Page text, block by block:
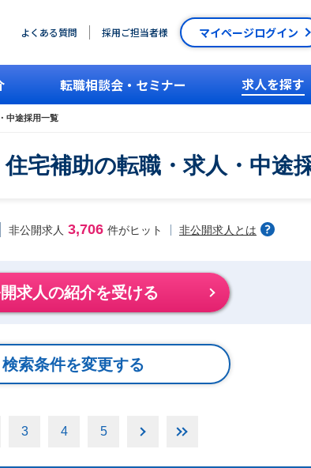
よくある質問 採用ご担当者様 マイページログイン
転職相談会・セミナー 求人を探す
中途採用一覧
宅補助の転職・求人・中途
非公開求人 3,706 件がヒット 非公開求人とは
求人の紹介を受ける
検索条件を変更する
3 4 5